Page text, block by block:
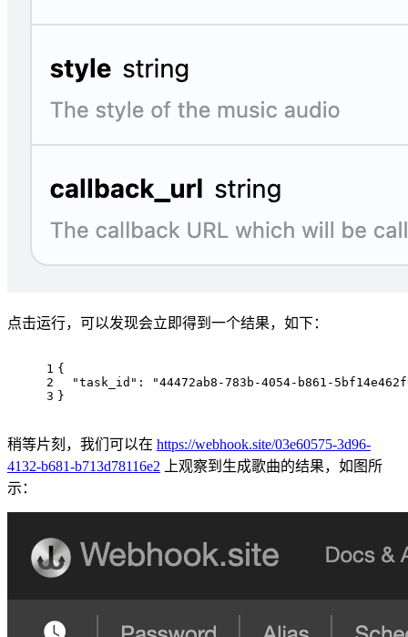
点击运行，可以发现会立即得到一个结果，如下：
1
2
3
{
"task_id" :
"44472ab8-783b-4054-b861-
}
稍等片刻，我们可以在 https://webhook.site/03e60575-3d96-
4132-b681-b713d78116e2 上观察到生成歌曲的结果，如图所
示：